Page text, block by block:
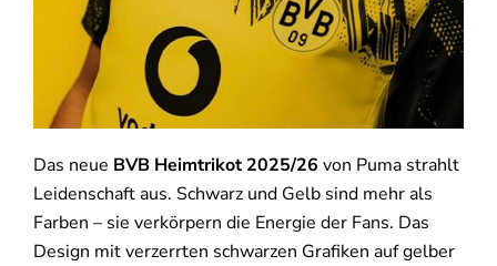
Das neue BVB Heimtrikot 2025/26 von Puma strahlt
Leidenschaft aus. Schwarz und Gelb sind mehr als
Farben – sie verkörpern die Energie der Fans. Das
Design mit verzerrten schwarzen Grafiken auf gelber